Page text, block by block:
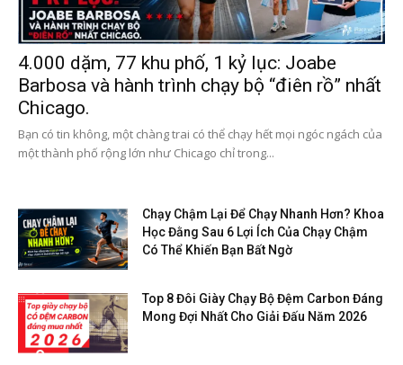
4.000 dặm, 77 khu phố, 1 kỷ lục: Joabe
Barbosa và hành trình chạy bộ “điên rồ” nhất
Chicago.
Bạn có tin không, một chàng trai có thể chạy hết mọi ngóc ngách của
một thành phố rộng lớn như Chicago chỉ trong...
Chạy Chậm Lại Để Chạy Nhanh Hơn? Khoa
Học Đằng Sau 6 Lợi Ích Của Chạy Chậm
Có Thể Khiến Bạn Bất Ngờ
Top 8 Đôi Giày Chạy Bộ Đệm Carbon Đáng
Mong Đợi Nhất Cho Giải Đấu Năm 2026